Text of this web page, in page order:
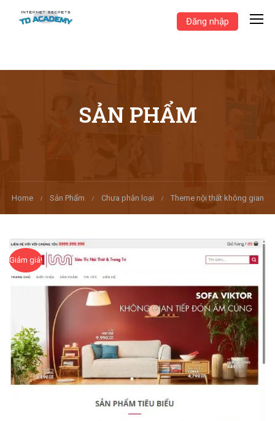
Đăng nhập
SẢN PHẨM
Home Sản Phẩm Chưa phân loại Theme nội thất không gian
Giảm giá!